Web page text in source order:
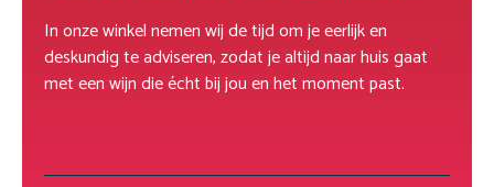
In onze winkel nemen wij de tijd om je eerlijk en
deskundig te adviseren, zodat je altijd naar huis gaat
met een wijn die écht bij jou en het moment past.